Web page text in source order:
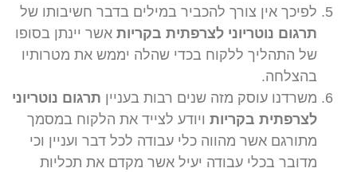
לפיכך אין צורך להכביר במילים בדבר חשיבותו של
תרגום נוטריוני לצרפתית בקריות אשר יינתן בסופו
של התהליך ללקוח בכדי שהלה יממש את מטרותיו
בהצלחה.
משרדנו עוסק מזה שנים רבות בעניין תרגום נוטריוני
לצרפתית בקריות ויודע לצייד את הלקוח במסמך
מתורגם אשר מהווה כלי עבודה לכל דבר ועניין וכי
מדובר בכלי עבודה יעיל אשר מקדם את תכליות